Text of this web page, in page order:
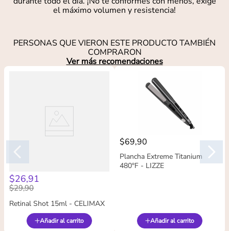
el máximo volumen y resistencia!
PERSONAS QUE VIERON ESTE PRODUCTO TAMBIÉN
COMPRARON
Ver más recomendaciones
$26,91
$29,90
Retinal Shot 15ml - CELIMAX
Añadir al carrito
$69,90
Plancha Extreme Titanium
480°F - LIZZE
Añadir al carrito